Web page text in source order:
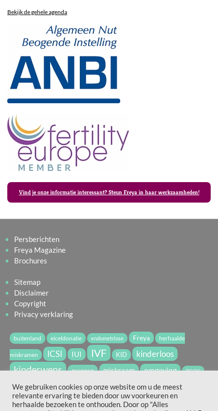
Bekijk de gehele agenda
Vind je onze informatie interessant? Steun Freya in haar werkzaamheden!
Persberichten
Freya Magazine
Brochures
Sitemap
Disclaimer
Copyright
Privacy verklaring
buitenland eiceldonatie endometriose Freya herhaalde
miskramen ICSI IUI IVF KID kinderloos
kinderwens mannen miskraam omgeving PCOS
spermadonatie vruchtbaarheid
vruchtbaarheidsbehandeling WvdV2022
We gebruiken cookies op onze website om u de meest
relevante ervaring te bieden door uw voorkeuren en
herhaalde bezoeken te onthouden. Door op "Alles